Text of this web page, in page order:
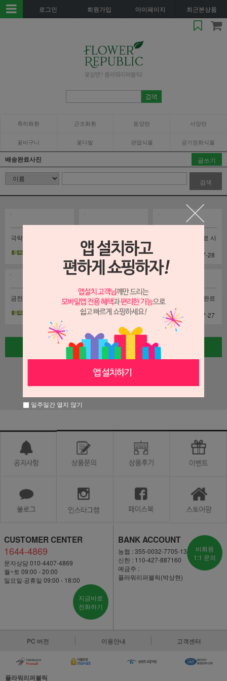
로그인 회원가입 마이페이지 최근본상품
축하화환 근조화환 동양란 서양란
꽃바구니 꽃다발 관엽식물 공기정화식물
배송완료사진 글쓰기
검색
극락조 배달완료 사진
진입니다
| 2026-07-28
근조화환 배달완료 사
| 2026-07-28
금전수 배달완료 사진
꽃바구니 배달완료 사
진입니다
| 2026-07-27
축하쌀화환 배달완료
사진입니다
| 2026-07-27
글쓰기
7 8
CUSTOMER CENTER
1644-4869
문자상담 010-4407-4869
월~토 09:00 - 20:00
일요일·공휴일 09:00 - 18:00
지금바로
전화하기
BANK ACCOUNT
농협 : 355-0032-7705-13
신한 : 110-427-887160
예금주 :
플라워리퍼블릭(박상현)
비회원
1:1 문의
PC 버전 이용안내 고객센터
플라워리퍼블릭
일주일간 열지 않기